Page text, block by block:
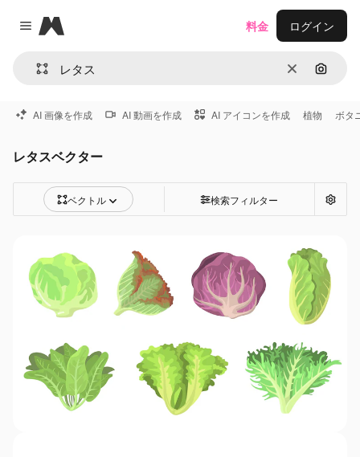
Close menu
Magnific
消去 画像で
料金 ログイン
AI 画像を作成 AI 動画を作成 AI アイコンを作成 植物 ボタ
レタスベクター
ベクトル 検索フィルター